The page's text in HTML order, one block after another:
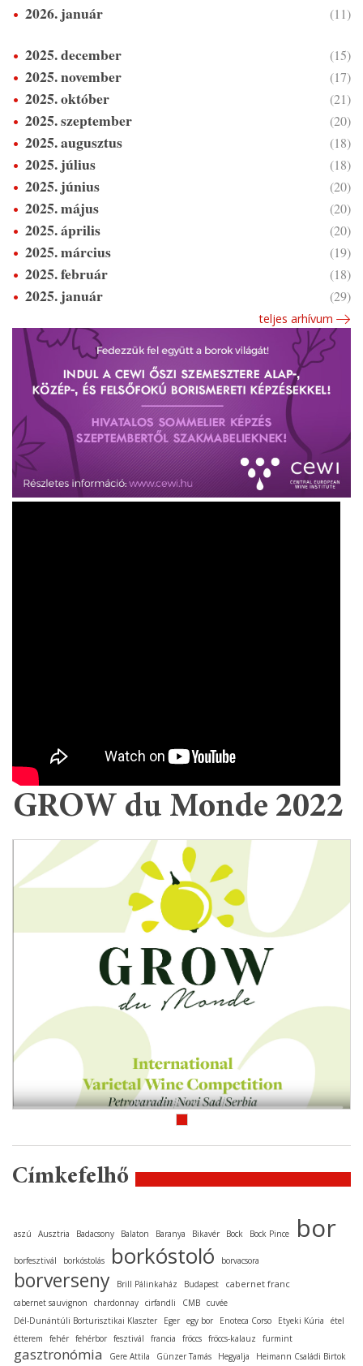
2026. január (11)
2025. december (15)
2025. november (17)
2025. október (21)
2025. szeptember (20)
2025. augusztus (18)
2025. július (18)
2025. június (20)
2025. május (20)
2025. április (20)
2025. március (19)
2025. február (18)
2025. január (29)
teljes arhívum
GROW du Monde 2022
Címkefelhő
aszú Ausztria Badacsony Balaton Baranya Bikavér Bock Bock Pince bor
borfesztivál borkóstolás borkóstoló borvacsora
borverseny Brill Pálinkaház Budapest cabernet franc
cabernet sauvignon chardonnay cirfandli CMB cuvée
Dél-Dunántúli Borturisztikai Klaszter
Eger egy bor Enoteca Corso Etyeki Kúria
étel
étterem
fehér fehérbor fesztivál francia fröccs fröccs-kalauz furmint
gasztronómia Gere Attila Günzer Tamás Hegyalja
Heimann Családi Birtok